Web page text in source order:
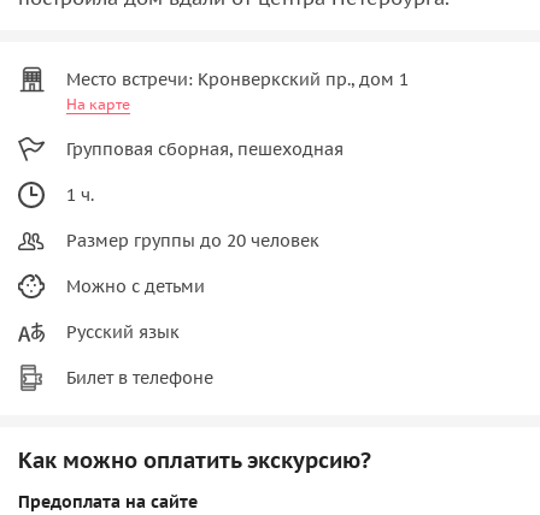
Место встречи: Кронверкский пр., дом 1
На карте
Групповая сборная, пешеходная
1 ч.
Размер группы до 20 человек
Можно с детьми
Русский язык
Билет в телефоне
Как можно оплатить экскурсию?
Предоплата на сайте